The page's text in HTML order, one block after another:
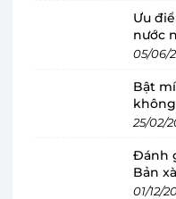
Tủ lạnh 2 cửa
tích 376 lít, trong
và ngăn lạnh 278 lít
người. Tủ lạnh thiết
2 vùng nhiệt độ
lưu trữ thực phẩm
tối đa sự lẫn mùi
Ưu
nước
05/06/
Bật
bền
25/02/
Đánh
Bản
01/12/